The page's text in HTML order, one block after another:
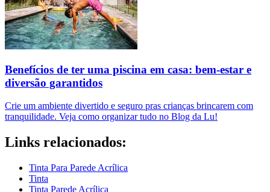
Benefícios de ter uma piscina em casa: bem-estar e
diversão garantidos
Crie um ambiente divertido e seguro pras crianças brincarem com
tranquilidade. Veja como organizar tudo no Blog da Lu!
Links relacionados:
Tinta Para Parede Acrílica
Tinta
Tinta Parede Acrílica